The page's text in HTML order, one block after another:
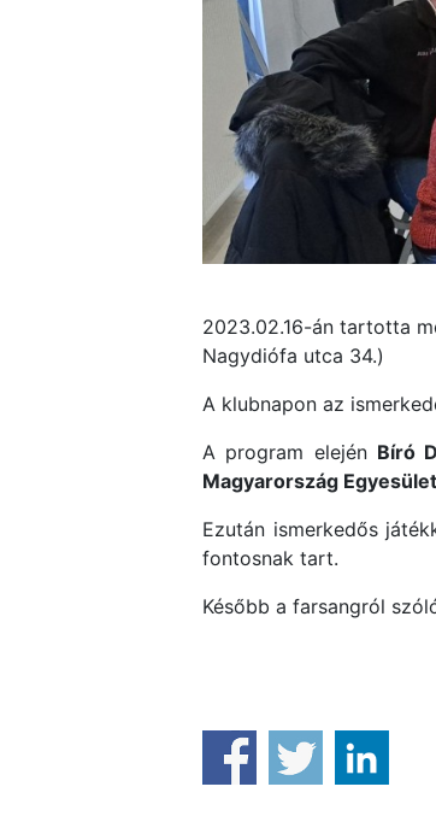
2023.02.16-án tartotta
Nagydiófa utca 34.)
A klubnapon az
A program elején Bíró
Magyarország
Ezután ismerkedős
fontosnak tart.
Később a farsangról